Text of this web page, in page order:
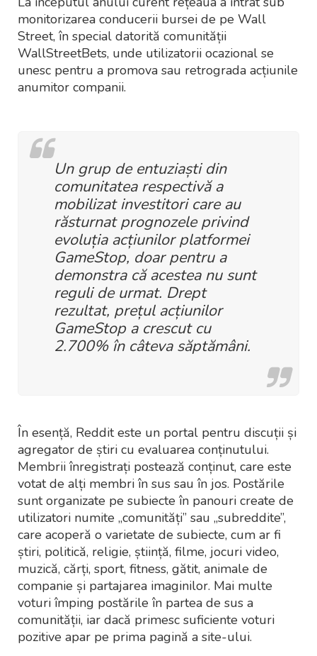
monitorizarea conducerii bursei de pe Wall
Street, în special datorită comunității
WallStreetBets, unde utilizatorii ocazional se
unesc pentru a promova sau retrograda acțiunile
anumitor companii.
Un grup de entuziaști din
comunitatea respectivă a
mobilizat investitori care au
răsturnat prognozele privind
evoluția acțiunilor platformei
GameStop, doar pentru a
demonstra că acestea nu sunt
reguli de urmat. Drept
rezultat, prețul acțiunilor
GameStop a crescut cu
2.700% în câteva săptămâni.
În esență, Reddit este un portal pentru discuții și
agregator de știri cu evaluarea conținutului.
Membrii înregistrați postează conținut, care este
votat de alți membri în sus sau în jos. Postările
sunt organizate pe subiecte în panouri create de
utilizatori numite „comunități” sau „subreddite”,
care acoperă o varietate de subiecte, cum ar fi
știri, politică, religie, știință, filme, jocuri video,
muzică, cărți, sport, fitness, gătit, animale de
companie și partajarea imaginilor. Mai multe
voturi împing postările în partea de sus a
comunității, iar dacă primesc suficiente voturi
pozitive apar pe prima pagină a site-ului.